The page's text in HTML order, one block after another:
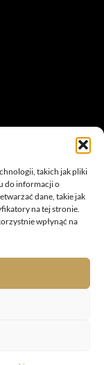
takich jak pliki
do informacji o
dane, takie jak
na tej stronie.
wpłynąć na